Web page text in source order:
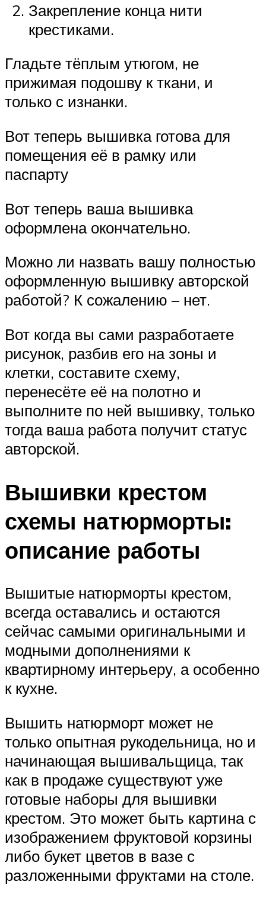
Закрепление конца нити
крестиками.
Гладьте тёплым утюгом, не
прижимая подошву к ткани, и
только с изнанки.
Вот теперь вышивка готова для
помещения её в рамку или
паспарту
Вот теперь ваша вышивка
оформлена окончательно.
Можно ли назвать вашу полностью
оформленную вышивку авторской
работой? К сожалению – нет.
Вот когда вы сами разработаете
рисунок, разбив его на зоны и
клетки, составите схему,
перенесёте её на полотно и
выполните по ней вышивку, только
тогда ваша работа получит статус
авторской.
Вышивки крестом
схемы натюрморты:
описание работы
Вышитые натюрморты крестом,
всегда оставались и остаются
сейчас самыми оригинальными и
модными дополнениями к
квартирному интерьеру, а особенно
к кухне.
Вышить натюрморт может не
только опытная рукодельница, но и
начинающая вышивальщица, так
как в продаже существуют уже
готовые наборы для вышивки
крестом. Это может быть картина с
изображением фруктовой корзины
либо букет цветов в вазе с
разложенными фруктами на столе.